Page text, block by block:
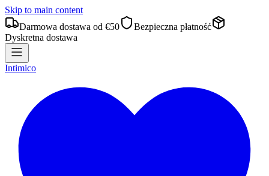
Skip to main content
Darmowa dostawa od €50
Bezpieczna płatność
Dyskretna dostawa
Intimico